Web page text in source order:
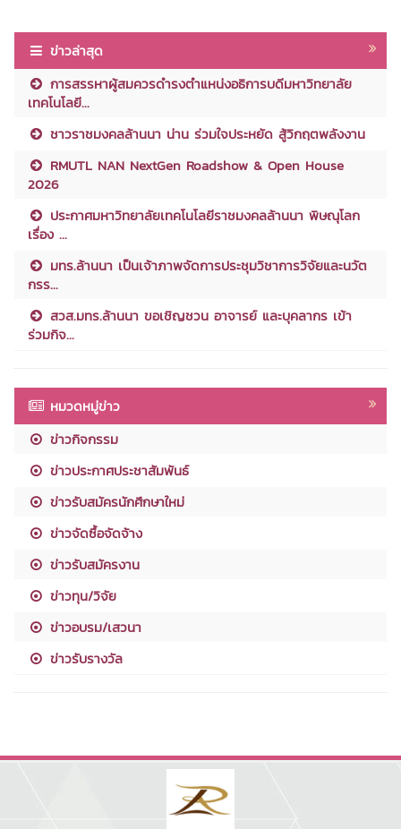
ข่าวล่าสุด
การสรรหาผู้สมควรดำรงตำแหน่งอธิการบดีมหาวิทยาลัย
เทคโนโลยี...
ชาวราชมงคลล้านนา น่าน ร่วมใจประหยัด สู้วิกฤตพลังงาน
RMUTL NAN NextGen Roadshow & Open House
2026
ประกาศมหาวิทยาลัยเทคโนโลยีราชมงคลล้านนา พิษณุโลก
เรื่อง ...
มทร.ล้านนา เป็นเจ้าภาพจัดการประชุมวิชาการวิจัยและนวัต
กรร...
สวส.มทร.ล้านนา ขอเชิญชวน อาจารย์ และบุคลากร เข้า
ร่วมกิจ...
หมวดหมู่ข่าว
ข่าวกิจกรรม
ข่าวประกาศประชาสัมพันธ์
ข่าวรับสมัครนักศึกษาใหม่
ข่าวจัดซื้อจัดจ้าง
ข่าวรับสมัครงาน
ข่าวทุน/วิจัย
ข่าวอบรม/เสวนา
ข่าวรับรางวัล